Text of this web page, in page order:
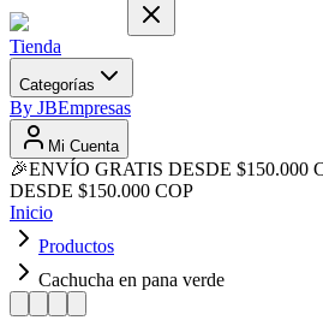
Tienda
Categorías
By JBEmpresas
Mi Cuenta
🎉ENVÍO GRATIS DESDE $150.000
DESDE $150.000 COP
Inicio
Productos
Cachucha en pana verde